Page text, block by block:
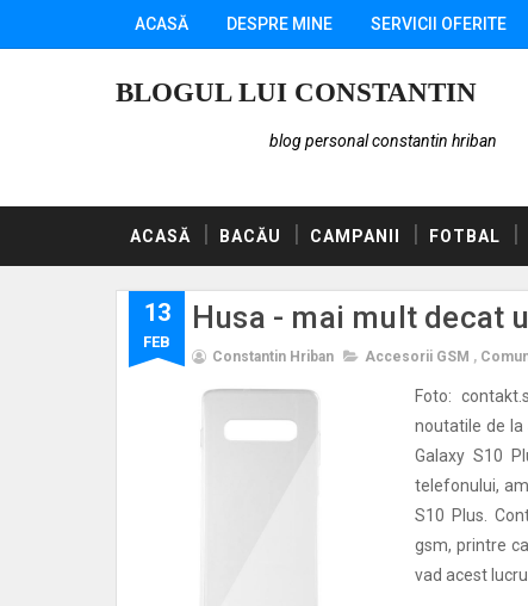
ACASĂ DESPRE MINE SERVICII OFERITE
BLOGUL LUI CONSTANTIN
blog personal constantin hriban
ACASĂ BACĂU CAMPANII FOTBAL
13
FEB
Husa - mai mult decat
Constantin Hriban Accesorii GSM ,
Foto:
noutatile de la
Galaxy S10
telefonului,
S10 Plus.
gsm, printre
vad acest